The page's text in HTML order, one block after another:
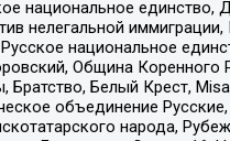
национальное единство,
нелегальной иммиграции,
национальное
Община Коренного
Белый Крест,
объединение
народа,